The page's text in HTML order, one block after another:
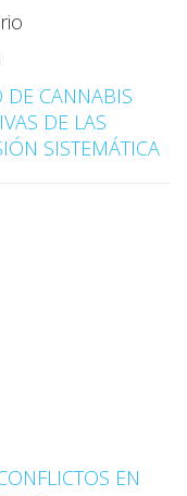
DE CANNABIS
DE LAS
SISTEMÁTICA
EN